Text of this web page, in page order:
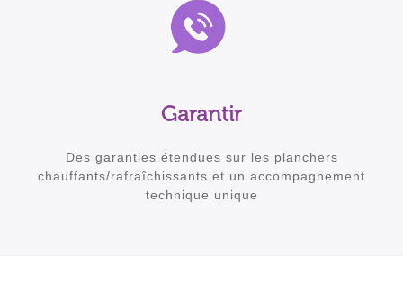
Garantir
Des garanties étendues sur les planchers
chauffants/rafraîchissants et un accompagnement
technique unique